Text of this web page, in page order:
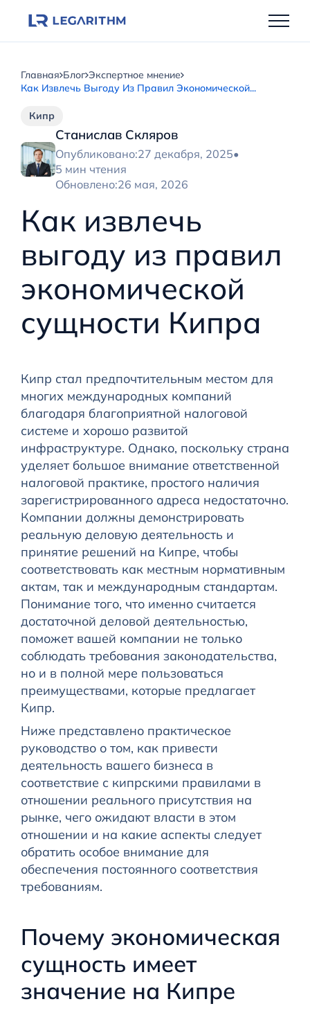
Главная Блог Экспертное мнение
Как Извлечь Выгоду Из Правил Экономической...
Как извлечь
выгоду из правил
экономической
сущности Кипра
Станислав Скляров
Опубликовано:27 декабря, 2025•
5 мин чтения
Обновлено:26 мая, 2026
Кипр
Кипр стал предпочтительным местом для
многих международных компаний
благодаря благоприятной налоговой
системе и хорошо развитой
инфраструктуре. Однако, поскольку страна
уделяет большое внимание ответственной
налоговой практике, простого наличия
зарегистрированного адреса недостаточно.
Компании должны демонстрировать
реальную деловую деятельность и
принятие решений на Кипре, чтобы
соответствовать как местным нормативным
актам, так и международным стандартам.
Понимание того, что именно считается
достаточной деловой деятельностью,
поможет вашей компании не только
соблюдать требования законодательства,
но и в полной мере пользоваться
преимуществами, которые предлагает
Кипр.
Ниже представлено практическое
руководство о том, как привести
деятельность вашего бизнеса в
соответствие с кипрскими правилами в
отношении реального присутствия на
рынке, чего ожидают власти в этом
отношении и на какие аспекты следует
обратить особое внимание для
обеспечения постоянного соответствия
требованиям.
Почему экономическая
сущность имеет
значение на Кипре